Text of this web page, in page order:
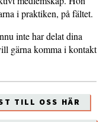
i praktiken, på fältet.
inte har delat dina
gärna komma i kontakt
TILL OSS HÄR